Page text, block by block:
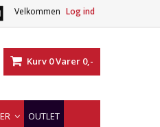
Velkommen Log ind
Kurv 0Varer 0,-
OUTLET